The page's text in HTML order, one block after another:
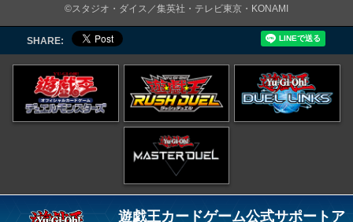
©スタジオ・ダイス／集英社・テレビ東京・KONAMI
SHARE:
遊戯王カードゲーム公式サポートア